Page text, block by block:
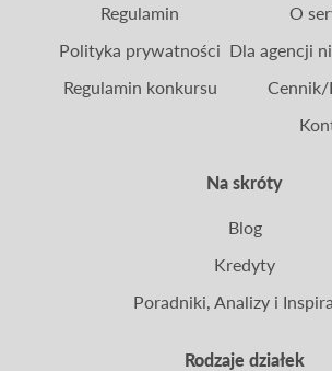
Na skróty
Rodzaje działek
Regulamin
Polityka prywatności
Regulamin konkursu
O
Dla agencji
Cennik/
Blog
Kredyty
Poradniki, Analizy i